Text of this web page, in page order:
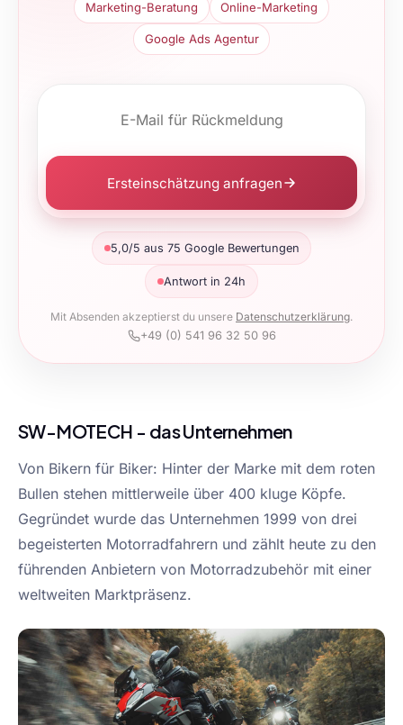
Marketing-Beratung Online-Marketing
Google Ads Agentur
Ersteinschätzung anfragen
5,0/5 aus 75 Google Bewertungen
Antwort in 24h
Mit Absenden akzeptierst du unsere Datenschutzerklärung.
+49 (0) 541 96 32 50 96
SW-MOTECH - das Unternehmen
Von Bikern für Biker: Hinter der Marke mit dem roten
Bullen stehen mittlerweile über 400 kluge Köpfe.
Gegründet wurde das Unternehmen 1999 von drei
begeisterten Motorradfahrern und zählt heute zu den
führenden Anbietern von Motorradzubehör mit einer
weltweiten Marktpräsenz.